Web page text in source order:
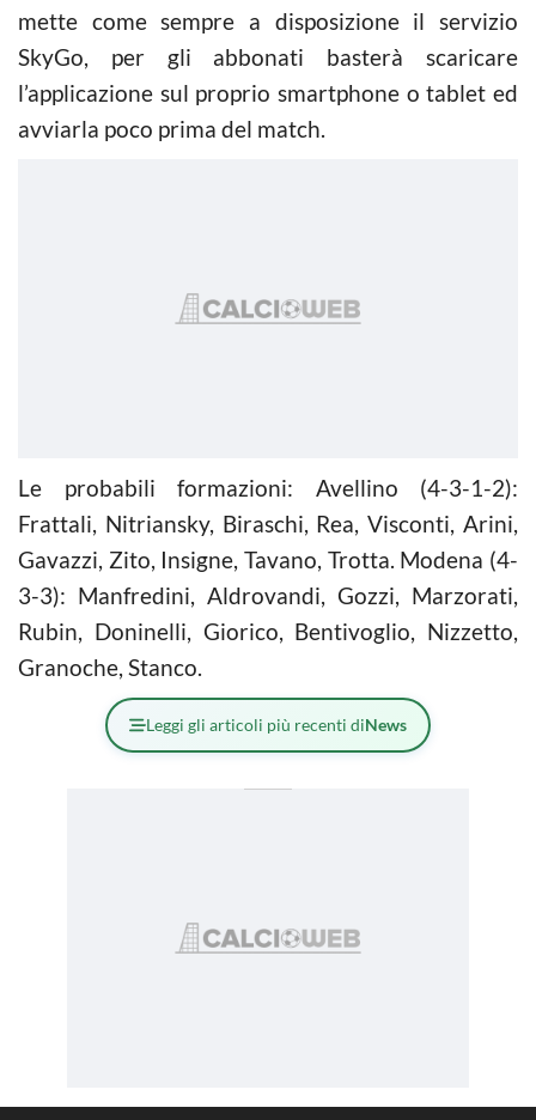
mette come sempre a disposizione il servizio
SkyGo, per gli abbonati basterà scaricare
l’applicazione sul proprio smartphone o tablet ed
avviarla poco prima del match.
Le probabili formazioni: Avellino (4-3-1-2):
Frattali, Nitriansky, Biraschi, Rea, Visconti, Arini,
Gavazzi, Zito, Insigne, Tavano, Trotta. Modena (4-
3-3): Manfredini, Aldrovandi, Gozzi, Marzorati,
Rubin, Doninelli, Giorico, Bentivoglio, Nizzetto,
Granoche, Stanco.
Leggi gli articoli più recenti diNews